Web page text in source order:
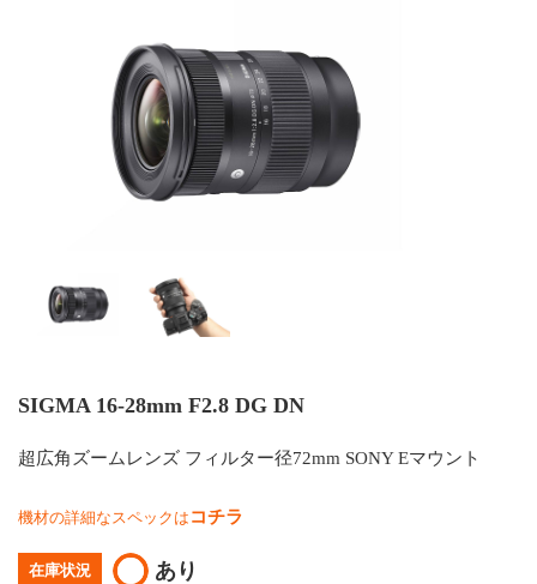
SIGMA 16-28mm F2.8 DG DN
超広角ズームレンズ フィルター径72mm SONY Eマウント
機材の詳細なスペックは コチラ
在庫状況 あり